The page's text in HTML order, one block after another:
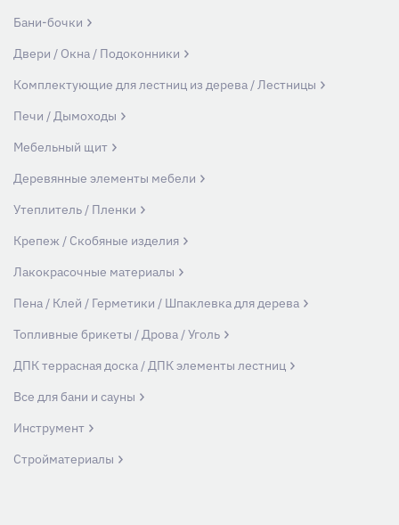
Бани-бочки
Двери / Окна / Подоконники
Комплектующие для лестниц из дерева / Лестницы
Печи / Дымоходы
Мебельный щит
Деревянные элементы мебели
Утеплитель / Пленки
Крепеж / Скобяные изделия
Лакокрасочные материалы
Пена / Клей / Герметики / Шпаклевка для дерева
Топливные брикеты / Дрова / Уголь
ДПК террасная доска / ДПК элементы лестниц
Все для бани и сауны
Инструмент
Стройматериалы